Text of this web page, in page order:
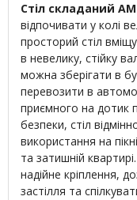
Стіл складаний
відпочивати у колі
просторий стіл
в невелику, стійку
можна зберігати в
перевозити в
приємного на дотик
безпеки, стіл
використання на
та затишній
надійне кріплення,
застілля та